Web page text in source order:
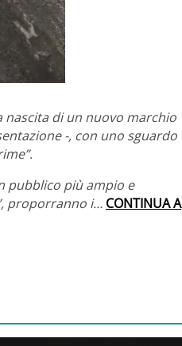
nascita di un nuovo marchio
-, con uno sguardo
pubblico più ampio e
proporranno i… CONTINUA A